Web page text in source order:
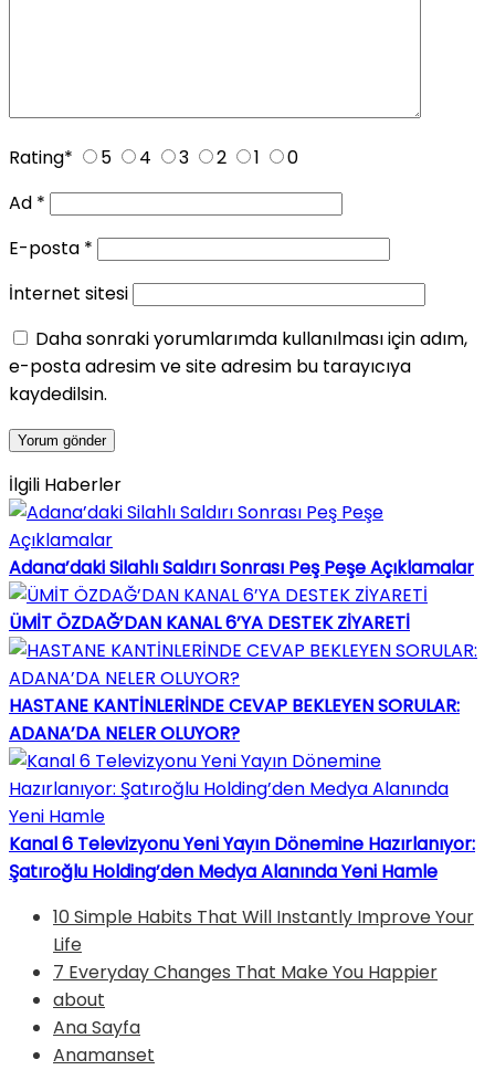
Rating* 5 4 3 2 1
0
Ad *
E-posta *
İnternet sitesi
Daha sonraki yorumlarımda kullanılması için adım,
e-posta adresim ve site adresim bu tarayıcıya
kaydedilsin.
İlgili Haberler
Adana’daki Silahlı Saldırı Sonrası Peş Peşe Açıklamalar
ÜMİT ÖZDAĞ’DAN KANAL 6’YA DESTEK ZİYARETİ
HASTANE KANTİNLERİNDE CEVAP BEKLEYEN SORULAR:
ADANA’DA NELER OLUYOR?
Kanal 6 Televizyonu Yeni Yayın Dönemine Hazırlanıyor:
Şatıroğlu Holding’den Medya Alanında Yeni Hamle
10 Simple Habits That Will Instantly Improve Your
Life
7 Everyday Changes That Make You Happier
about
Ana Sayfa
Anamanset